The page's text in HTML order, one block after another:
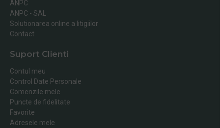
ANPC
ANPC - SAL
Solutionarea online a litigiilor
Contact
Suport Clienti
Contul meu
Control Date Personale
Comenzile mele
Puncte de fidelitate
Favorite
Adresele mele